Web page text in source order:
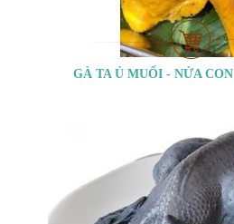
GÀ TA Ủ MUỐI - NỬA CON